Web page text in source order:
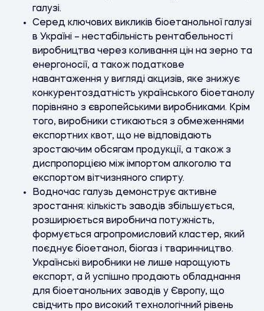
галузі.
Серед ключових викликів біоетанольної галузі
в Україні – нестабільність рентабельності
виробництва через коливання цін на зерно та
енергоносії, а також податкове
навантаження у вигляді акцизів, яке знижує
конкурентоздатність українського біоетанолу
порівняно з європейськими виробниками. Крім
того, виробники стикаються з обмеженнями
експортних квот, що не відповідають
зростаючим обсягам продукції, а також з
диспропорцією між імпортом алкоголю та
експортом вітчизняного спирту.
Водночас галузь демонструє активне
зростання: кількість заводів збільшується,
розширюється виробнича потужність,
формується агропромисловий кластер, який
поєднує біоетанол, біогаз і тваринництво.
Українські виробники не лише нарощують
експорт, а й успішно продають обладнання
для біоетанольних заводів у Європу, що
свідчить про високий технологічний рівень